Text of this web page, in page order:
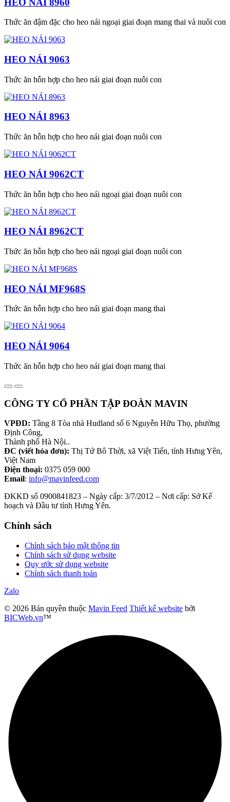
Thức ăn đậm đặc cho heo nái ngoại giai đoạn mang thai và nuôi con
HEO NÁI 9063
Thức ăn hỗn hợp cho heo nái giai đoạn nuôi con
HEO NÁI 8963
Thức ăn hỗn hợp cho heo nái giai đoạn nuôi con
HEO NÁI 9062CT
Thức ăn hỗn hợp cho heo nái ngoại giai đoạn nuôi con
HEO NÁI 8962CT
Thức ăn hỗn hợp cho heo nái ngoại giai đoạn nuôi con
HEO NÁI MF968S
Thức ăn hỗn hợp cho heo nái giai đoạn mang thai
HEO NÁI 9064
Thức ăn hỗn hợp cho heo nái giai đoạn mang thai
CÔNG TY CỔ PHẦN TẬP ĐOÀN MAVIN
VPĐD: Tầng 8 Tòa nhà Hudland số 6 Nguyễn Hữu Thọ, phường
Định Công,
Thành phố Hà Nội..
ĐC (viết hóa đơn): Thị Tứ Bô Thời, xã Việt Tiến, tỉnh Hưng Yên,
Việt Nam
Điện thoại: 0375 059 000
Email: info@mavinfeed.com
ĐKKD số 0900841823 – Ngày cấp: 3/7/2012 – Nơi cấp: Sở Kế
hoạch và Đầu tư tỉnh Hưng Yên.
Chính sách
Chính sách bảo mật thông tin
Chính sách sử dụng website
Quy ước sử dụng website
Chính sách thanh toán
Zalo
© 2026 Bản quyền thuộc Mavin Feed Thiết kế website bởi
BICWeb.vn™